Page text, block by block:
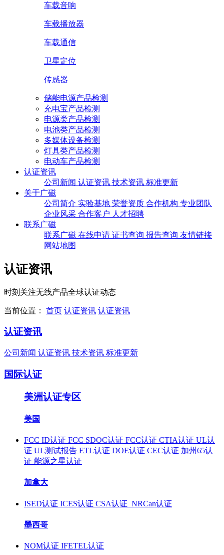
车载音响
车载播放器
车载通信
卫星定位
传感器
储能电源产品检测
充电宝产品检测
电源类产品检测
电池类产品检测
多媒体设备检测
灯具类产品检测
电动车产品检测
认证资讯
公司新闻 认证资讯 技术资讯 标准更新
关于广磁
公司简介 实验基地 荣誉资质 合作机构 专业团队
企业风采 合作客户 人才招聘
联系广磁
联系广磁 在线申请 证书查询 报告查询 友情链接
网站地图
认证资讯
时刻关注无线产品全球认证动态
当前位置： 首页 认证资讯 认证资讯
认证资讯
公司新闻 认证资讯 技术资讯 标准更新
国际认证
美洲认证专区
美国
FCC ID认证 FCC SDOC认证 FCC认证 CTIA认证 UL认
证 UL测试报告 ETL认证 DOE认证 CEC认证 加州65认
证 能源之星认证
加拿大
ISED认证 ICES认证 CSA认证 NRCan认证
墨西哥
NOM认证 IFETEL认证